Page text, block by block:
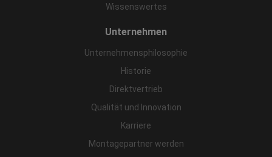
Wissenswertes
Unternehmen
Unternehmensphilosophie
Historie
Direktvertrieb
Qualität und Innovation
Karriere
Montagepartner werden